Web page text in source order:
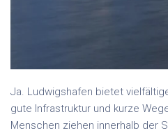
Ja. Ludwigshafen bietet
gute Infrastruktur und kurze
Menschen ziehen innerhalb der